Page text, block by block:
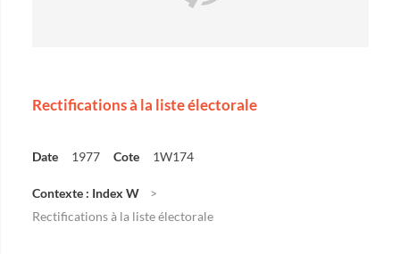
Rectifications à la liste électorale
Date 1977 Cote 1W174
Contexte : Index W
Rectifications à la liste électorale